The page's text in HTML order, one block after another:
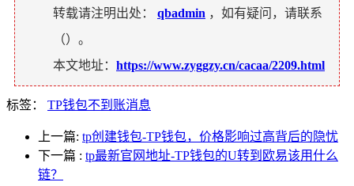
转载请注明出处： qbadmin ，如有疑问，请联系
（）。
本文地址： https://www.zyggzy.cn/cacaa/2209.html
标签： TP钱包不到账消息
上一篇: tp创建钱包-TP钱包，价格影响过高背后的隐忧
下一篇 : tp最新官网地址-TP钱包的U转到欧易该用什么
链？